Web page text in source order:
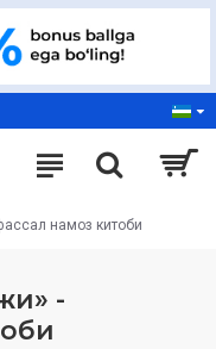
намоз китоби
-